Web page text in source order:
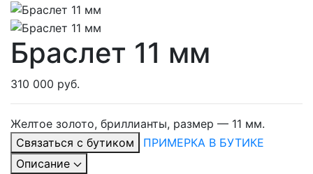
Браслет 11 мм
310 000 руб.
Желтое золото, бриллианты, размер — 11 мм.
Связаться с бутиком
ПРИМЕРКА В БУТИКЕ
Описание